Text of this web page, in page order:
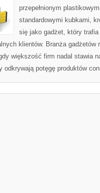
przepełnionym
standardowymi kubkami,
się jako gadżet, który
klientów. Branża
większość firm nadal stawia
odkrywają potęgę produktów